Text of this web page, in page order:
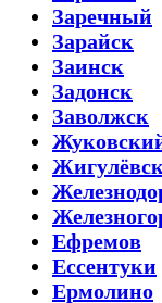
Заречный
Зарайск
Заинск
Задонск
Заволжск
Жигулёвск
Ефремов
Ессентуки
Ермолино